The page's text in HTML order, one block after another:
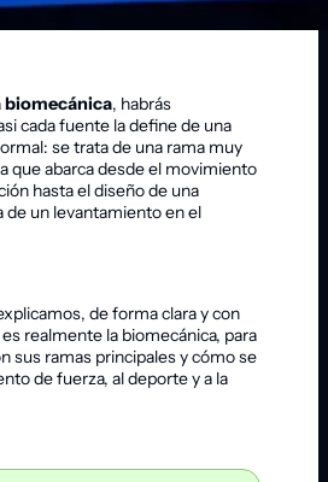
biomecánica, habrás
cada fuente la define de una
se trata de una rama muy
que abarca desde el movimiento
hasta el diseño de una
de un levantamiento en el
de forma clara y con
realmente la biomecánica, para
sus ramas principales y cómo se
de fuerza, al deporte y a la